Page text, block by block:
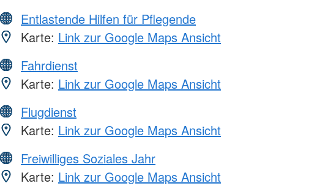
Entlastende Hilfen für Pflegende
Karte: Link zur Google Maps Ansicht
Fahrdienst
Karte: Link zur Google Maps Ansicht
Flugdienst
Karte: Link zur Google Maps Ansicht
Freiwilliges Soziales Jahr
Karte: Link zur Google Maps Ansicht